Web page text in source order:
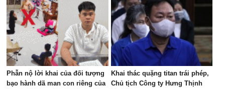
Phẫn nộ lời khai của đối tượng
bạo hành dã man con riêng của
Khai thác quặng titan trái phép,
Chủ tịch Công ty Hưng Thịnh